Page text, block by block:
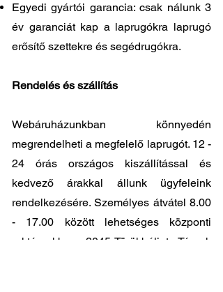
Egyedi gyártói garancia: csak nálunk 3
év garanciát kap a laprugókra laprugó
erősítő szettekre és segédrugókra.
Rendelés és szállítás
Webáruházunkban könnyedén
megrendelheti a megfelelő laprugót. 12 -
24 órás országos kiszállítással és
kedvező árakkal állunk ügyfeleink
rendelkezésére. Személyes átvátel 8.00
- 17.00 között lehetséges központi
raktárunkban: 2045-Törökbálint, Tópark